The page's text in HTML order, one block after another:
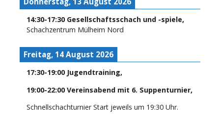
14:30-17:30 Gesellschaftsschach und -spiele,
Schachzentrum Mülheim Nord
Freitag, 14 August 2026
17:30-19:00 Jugendtraining,
19:00-22:00 Vereinsabend mit 6. Suppenturnier,
Schnellschachturnier Start jeweils um 19:30 Uhr.